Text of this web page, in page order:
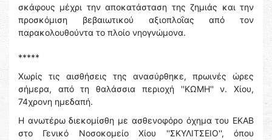
σκάφους μέχρι την αποκατάσταση της ζημιάς και την
προσκόμιση βεβαιωτικού αξιοπλοΐας από τον
παρακολουθούντα το πλοίο νηογνώμονα.
*****
Χωρίς τις αισθήσεις της ανασύρθηκε, πρωινές ώρες
σήμερα, από τη θαλάσσια περιοχή ''ΚΩΜΗ'' ν. Χίου,
74χρονη ημεδαπή.
Η ανωτέρω διεκομίσθη με ασθενοφόρο όχημα του ΕΚΑΒ
στο Γενικό Νοσοκομείο Χίου ''ΣΚΥΛΙΤΣΕΙΟ'', όπου